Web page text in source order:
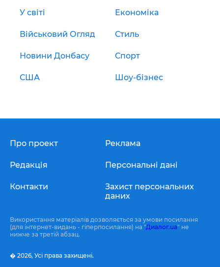
У світі Економіка
Військовий Огляд Стиль
Новини Донбасу Спорт
США Шоу-бізнес
Про проект
Редакція
Контакти
Реклама
Персональні дані
Захист персональних
даних
Використання матеріалів дозволяється за умови посилання
(для інтернет-видань - гіперпосилання) на "Диалог.ua" не
нижче за третій абзац.
� 2026, Усі права захищені.